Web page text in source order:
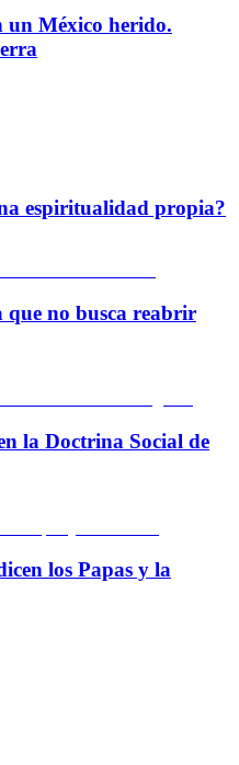
un México herido.
espiritualidad propia?
no busca reabrir
la Doctrina Social de
los Papas y la